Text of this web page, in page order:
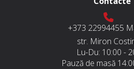
+373 22994455
str. Miron
Lu-Du: 10:00 -
Pauză de masă